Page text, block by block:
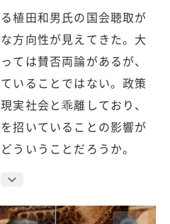
植田和男氏の国会聴取が
方向性が見えてきた。大
ては賛否両論があるが、
いることではない。政策
実社会と乖離しており、
招いていることの影響が
ういうことだろうか。